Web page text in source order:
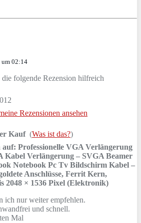
um 02:14
folgende Rezension hilfreich
Rezensionen ansehen
Kauf (Was ist das?)
auf: Professionelle VGA Verlängerung
Kabel Verlängerung – SVGA Beamer
Notebook Pc Tv Bildschirm Kabel –
Anschlüsse, Ferrit Kern,
2048 × 1536 Pixel (Elektronik)
ich nur weiter empfehlen.
und schnell.
Mal